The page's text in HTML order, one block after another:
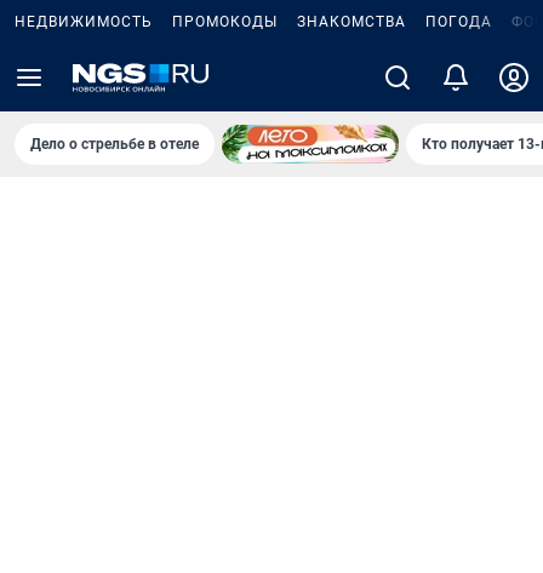
НЕДВИЖИМОСТЬ ПРОМОКОДЫ ЗНАКОМСТВА ПОГОДА
Дело о стрельбе в отеле Кто получает